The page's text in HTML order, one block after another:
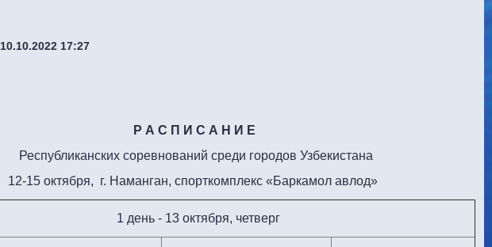
10.10.2022 17:27
Р А С П И С А Н И Е
Республиканских соревнований среди городов Узбекистана
12-15 октября, г. Наманган, спорткомплекс «Баркамол авлод»
1 день - 13 октября, четверг